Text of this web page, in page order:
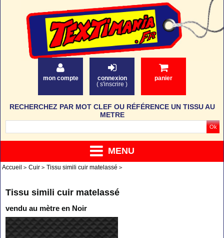
mon compte
connexion
( s'inscrire )
panier
MENU
RECHERCHEZ PAR MOT CLEF OU RÉFÉRENCE UN TISSU AU
METRE
Accueil Cuir Tissu simili cuir matelassé
Tissu simili cuir matelassé
vendu au mètre en Noir